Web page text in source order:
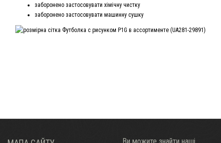
заборонено застосовувати хімічну чистку
заборонено застосовувати машинну сушку